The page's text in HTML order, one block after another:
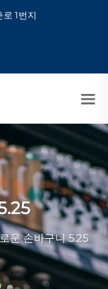
1번지
운 손바구니 5.25